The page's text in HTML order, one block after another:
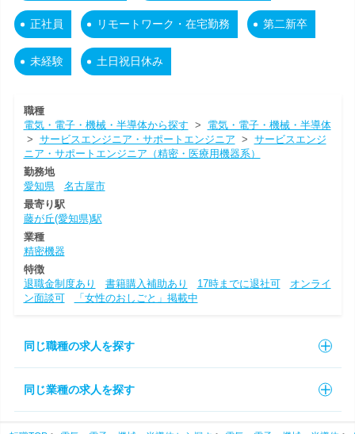
正社員 リモートワーク・在宅勤務 第二新卒
未経験 土日祝日休み
職種
電気・電子・機械・半導体から探す > 電気・電子・機械・半導体
> サービスエンジニア・サポートエンジニア > サービスエンジ
ニア・サポートエンジニア（精密・医療用機器系）
勤務地
愛知県
名古屋市
最寄り駅
藤が丘(愛知県)駅
業種
精密機器
特徴
退職金制度あり
書籍購入補助あり 17時までに退社可
オンライ
ン面談可
「女性のおしごと」掲載中
同じ職種の求人を探す
同じ業種の求人を探す